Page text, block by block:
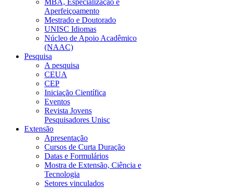
MBA, Especialização e
Aperfeiçoamento
Mestrado e Doutorado
UNISC Idiomas
Núcleo de Apoio Acadêmico
(NAAC)
Pesquisa
A pesquisa
CEUA
CEP
Iniciação Científica
Eventos
Revista Jovens
Pesquisadores Unisc
Extensão
Apresentação
Cursos de Curta Duração
Datas e Formulários
Mostra de Extensão, Ciência e
Tecnologia
Setores vinculados